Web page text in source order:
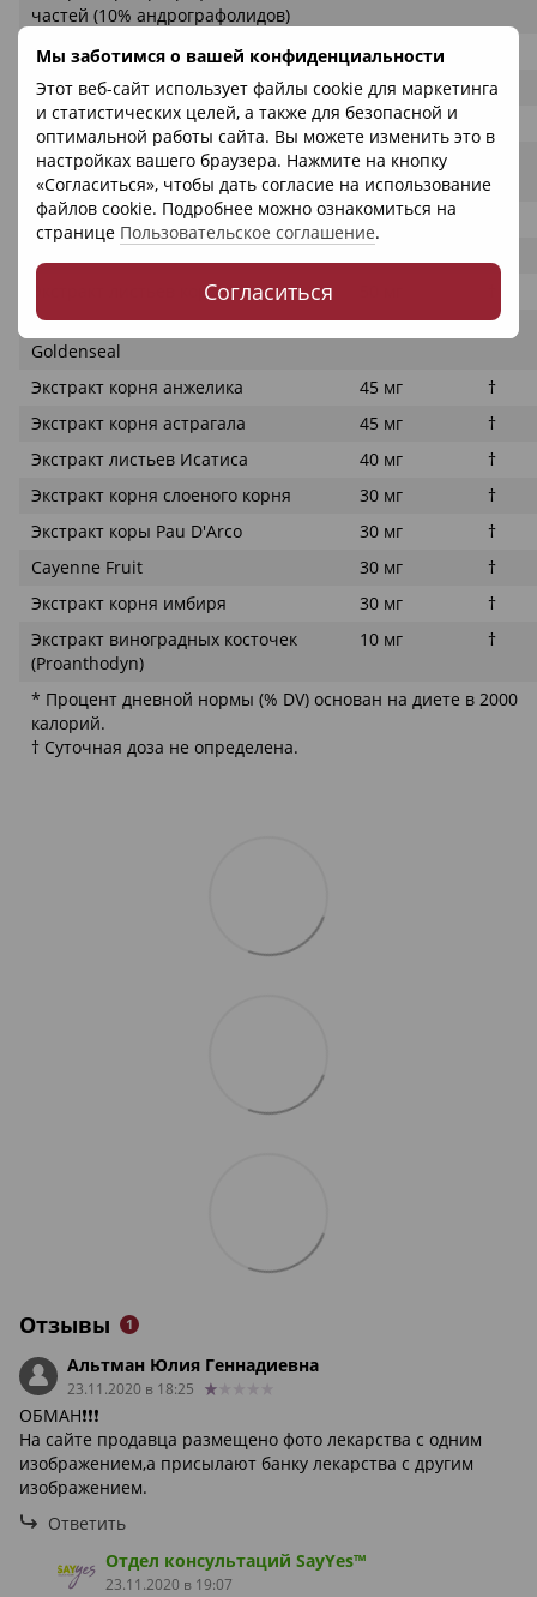
Мы заботимся о вашей конфиденциальности
Этот веб-сайт использует файлы cookie для маркетинга
и статистических целей, а также для безопасной и
оптимальной работы сайта. Вы можете изменить это в
настройках вашего браузера. Нажмите на кнопку
«Согласиться», чтобы дать согласие на использование
файлов cookie. Подробнее можно ознакомиться на
странице Пользовательское соглашение.
Согласиться
частей (10% андрографолидов)
Экстракт корня Исатиса 75 мг
Экстракт корня элеутеро
75 мг
†
Корень Элекампане
70 мг
Биофлавоноидный комплекс
цитрусовых
60 мг
Cinnamomum spp. Экстракт коры 55 мг
Экстракт листьев коровяжек
Экстракт коренного золота
Goldenseal
45 мг †
Экстракт корня анжелика 45 мг
†
Экстракт корня астрагала
45 мг
†
Экстракт листьев Исатиса
40 мг
†
Экстракт корня слоеного корня
30 мг
†
Экстракт коры Pau D'Arco
30 мг
†
Cayenne Fruit
30 мг
†
Экстракт корня имбиря
30 мг
†
Экстракт виноградных косточек
(Proanthodyn)
10 мг †
* Процент дневной нормы (% DV) основан на диете в 2000
калорий.
† Суточная доза не определена.
Отзывы 1
Альтман Юлия Геннадиевна
23.11.2020 в 18:25
ОБМАН❗️❗️❗️
На сайте продавца размещено фото лекарства с одним
изображением,а присылают банку лекарства с другим
изображением.
Ответить
Отдел консультаций SayYes™
23.11.2020 в 19:07